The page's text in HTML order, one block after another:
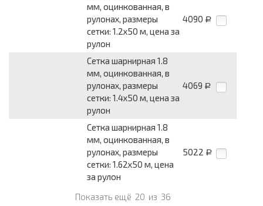
мм, оцинкованная, в
рулонах, размеры
сетки: 1.2x50 м, цена за
рулон
4090 Р
Сетка шарнирная 1.8
мм, оцинкованная, в
рулонах, размеры
сетки: 1.4x50 м, цена за
рулон
4069 Р
Сетка шарнирная 1.8
мм, оцинкованная, в
рулонах, размеры
сетки: 1.62x50 м, цена
за рулон
5022 Р
Показать ещё 20 из 36